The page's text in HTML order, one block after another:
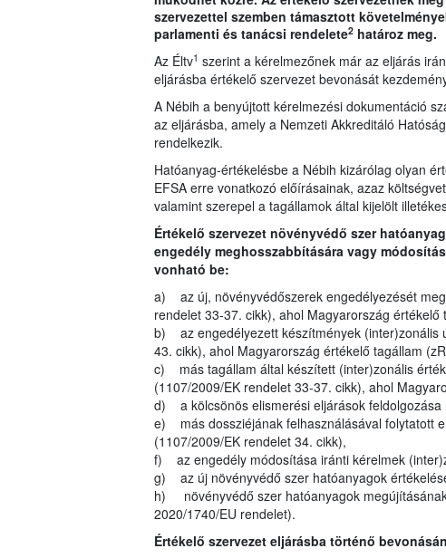
szervezettel szemben támasztott
parlamenti és tanácsi rendelete2határoz meg.
Az Éltv1 szerint a kérelmezőnek már az eljárás
eljárásba értékelő szervezet bevonását
A Nébih a benyújtott kérelmezési dokumentáció
az eljárásba, amely a Nemzeti Akkreditáló
rendelkezik.
Hatóanyag-értékelésbe a Nébih kizárólag olyan
EFSA erre vonatkozó előírásainak, azaz
valamint szerepel a tagállamok által kijelölt
Értékelő szervezet növényvédő szer
engedély meghosszabbítására vagy
vonható be:
a) az új, növényvédőszerek engedélyezését
rendelet 33-37. cikk), ahol Magyarország értékelő
b) az engedélyezett készítmények (inter)zonális
43. cikk), ahol Magyarország értékelő tagállam
c) más tagállam által készített (inter)zonális
(1107/2009/EK rendelet 33-37. cikk), ahol
d) a kölcsönös elismerési eljárások feldolgozása
e) más dossziéjának felhasználásával folytatott
(1107/2009/EK rendelet 34. cikk),
f) az engedély módosítása iránti kérelmek
g) az új növényvédő szer hatóanyagok
h) növényvédő szer hatóanyagok
2020/1740/EU rendelet).
Értékelő szervezet eljárásba történő